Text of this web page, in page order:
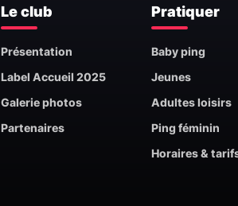
Le club
Présentation
Label Accueil 2025
Galerie photos
Partenaires
Pratiquer
Baby ping
Jeunes
Adultes loisirs
Ping féminin
Horaires &